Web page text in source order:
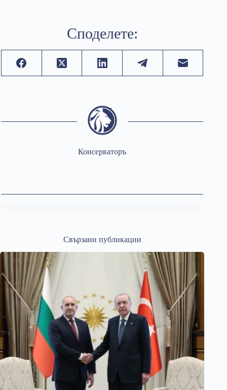
Споделете:
Консерваторъ
Свързани публикации